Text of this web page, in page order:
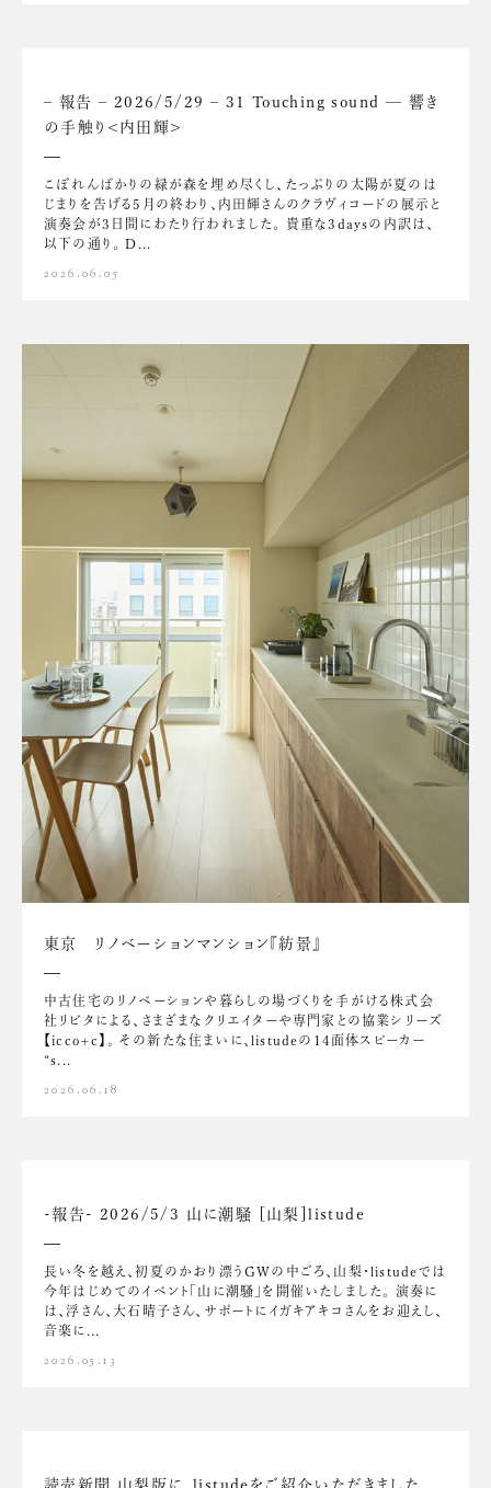
– 報告 – 2026/5/29 – 31 Touching sound — 響き
の手触り<内田輝>
こぼれんばかりの緑が森を埋め尽くし、たっぷりの太陽が夏のは
じまりを告げる5月の終わり、内田輝さんのクラヴィコードの展示と
演奏会が3日間にわたり行われました。 貴重な3daysの内訳は、
以下の通り。 D...
2026.06.05
東京 リノベーションマンション『紡景』
中古住宅のリノベーションや暮らしの場づくりを手がける株式会
社リビタによる、さまざまなクリエイターや専門家との協業シリーズ
【icco+c】。 その新たな住まいに、listudeの14面体スピーカー
“s...
2026.06.18
-報告- 2026/5/3 山に潮騒 [山梨]listude
長い冬を越え、初夏のかおり漂うGWの中ごろ、山梨・listudeでは
今年はじめてのイベント「山に潮騒」を開催いたしました。 演奏に
は、浮さん、大石晴子さん、サポートにイガキアキコさんをお迎えし、
音楽に...
2026.05.13
読売新聞 山梨版に、listudeをご紹介いただきました